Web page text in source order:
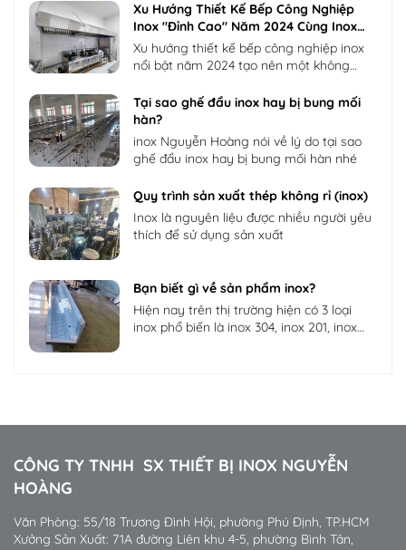
Xu Hướng Thiết Kế Bếp Công Nghiệp
Inox "Đỉnh Cao" Năm 2024 Cùng Inox
Nguyễn Hoàng
Xu hướng thiết kế bếp công nghiệp inox
nổi bật năm 2024 tạo nên một không
những tiêu chuẩn thông thường, cần có
sự kết hợp hài hòa giữa chất lượng, thẩm
mỹ và công nghệ.
Tại sao ghế đẩu inox hay bị bung mối
hàn?
inox Nguyễn Hoàng nói về lý do tại sao
ghế đẩu inox hay bị bung mối hàn nhé
Quy trình sản xuất thép không rỉ (inox)
Inox là nguyên liệu được nhiều người yêu
thích để sử dụng sản xuất
Bạn biết gì về sản phẩm inox?
Hiện nay trên thị trường hiện có 3 loại
inox phổ biến là inox 304, inox 201, inox
CÔNG TY TNHH SX THIẾT BỊ INOX NGUYỄN
HOÀNG
Văn Phòng: 55/18 Trương Đình Hội, phường Phú Định, TP.HCM
Xưởng Sản Xuất: 71A đường Liên khu 4-5, phường Bình Tân,